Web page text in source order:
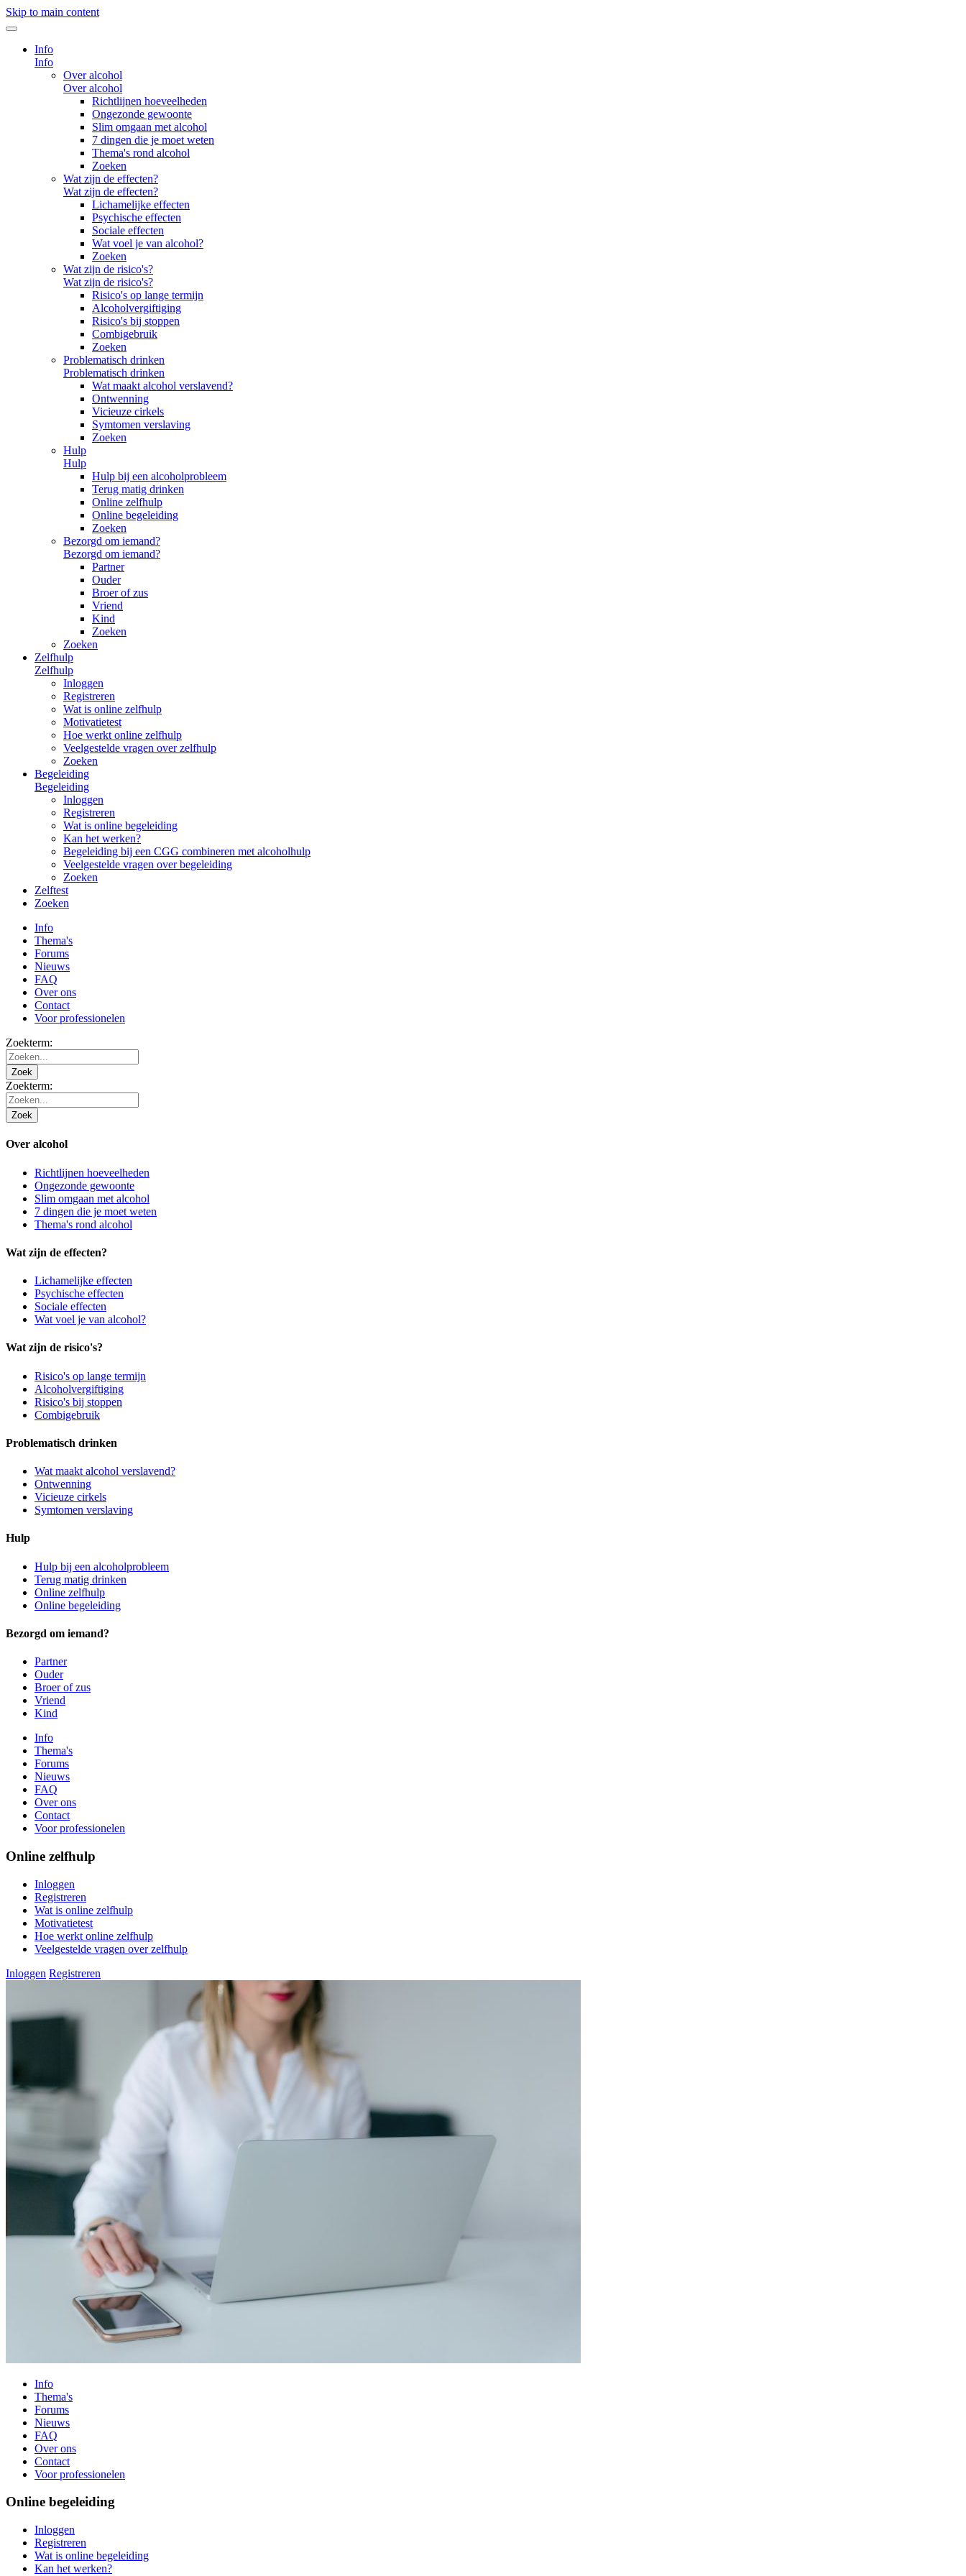
Skip to main content
Info
Info
Over alcohol
Over alcohol
Richtlijnen hoeveelheden
Ongezonde gewoonte
Slim omgaan met alcohol
7 dingen die je moet weten
Thema's rond alcohol
Zoeken
Wat zijn de effecten?
Wat zijn de effecten?
Lichamelijke effecten
Psychische effecten
Sociale effecten
Wat voel je van alcohol?
Zoeken
Wat zijn de risico's?
Wat zijn de risico's?
Risico's op lange termijn
Alcoholvergiftiging
Risico's bij stoppen
Combigebruik
Zoeken
Problematisch drinken
Problematisch drinken
Wat maakt alcohol verslavend?
Ontwenning
Vicieuze cirkels
Symtomen verslaving
Zoeken
Hulp
Hulp
Hulp bij een alcoholprobleem
Terug matig drinken
Online zelfhulp
Online begeleiding
Zoeken
Bezorgd om iemand?
Bezorgd om iemand?
Partner
Ouder
Broer of zus
Vriend
Kind
Zoeken
Zoeken
Zelfhulp
Zelfhulp
Inloggen
Registreren
Wat is online zelfhulp
Motivatietest
Hoe werkt online zelfhulp
Veelgestelde vragen over zelfhulp
Zoeken
Begeleiding
Begeleiding
Inloggen
Registreren
Wat is online begeleiding
Kan het werken?
Begeleiding bij een CGG combineren met alcoholhulp
Veelgestelde vragen over begeleiding
Zoeken
Zelftest
Zoeken
Info
Thema's
Forums
Nieuws
FAQ
Over ons
Contact
Voor professionelen
Zoekterm:
Zoek
Zoekterm:
Zoek
Over alcohol
Richtlijnen hoeveelheden
Ongezonde gewoonte
Slim omgaan met alcohol
7 dingen die je moet weten
Thema's rond alcohol
Wat zijn de effecten?
Lichamelijke effecten
Psychische effecten
Sociale effecten
Wat voel je van alcohol?
Wat zijn de risico's?
Risico's op lange termijn
Alcoholvergiftiging
Risico's bij stoppen
Combigebruik
Problematisch drinken
Wat maakt alcohol verslavend?
Ontwenning
Vicieuze cirkels
Symtomen verslaving
Hulp
Hulp bij een alcoholprobleem
Terug matig drinken
Online zelfhulp
Online begeleiding
Bezorgd om iemand?
Partner
Ouder
Broer of zus
Vriend
Kind
Info
Thema's
Forums
Nieuws
FAQ
Over ons
Contact
Voor professionelen
Online zelfhulp
Inloggen
Registreren
Wat is online zelfhulp
Motivatietest
Hoe werkt online zelfhulp
Veelgestelde vragen over zelfhulp
Inloggen Registreren
Info
Thema's
Forums
Nieuws
FAQ
Over ons
Contact
Voor professionelen
Online begeleiding
Inloggen
Registreren
Wat is online begeleiding
Kan het werken?